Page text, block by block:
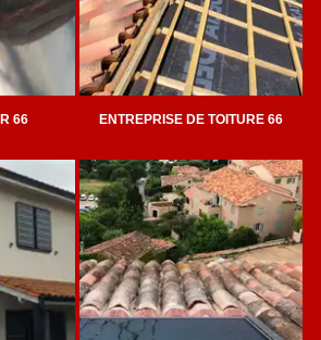
66 ENTREPRISE DE TOITURE 66